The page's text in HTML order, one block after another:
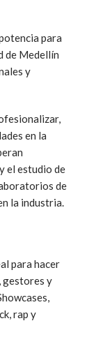
para
de Medellín
y
en la
el estudio de
de
la industria.
para hacer
gestores y
rap y